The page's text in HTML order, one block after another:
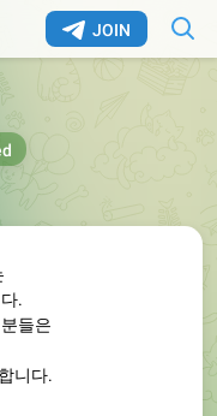
JOIN
.
들은
니다.